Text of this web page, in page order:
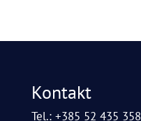
Kontakt
Tel.: +385 52 435 358